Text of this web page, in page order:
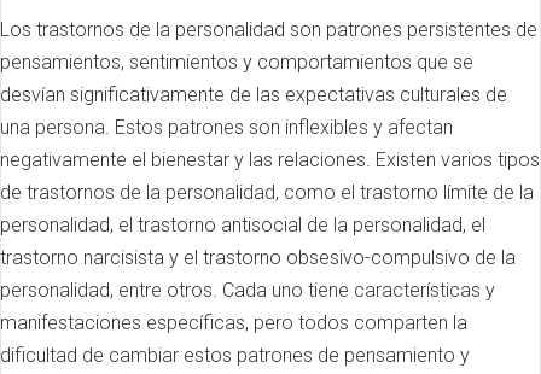
Los trastornos de la personalidad son patrones persistentes de
pensamientos, sentimientos y comportamientos que se
desvían significativamente de las expectativas culturales de
una persona. Estos patrones son inflexibles y afectan
negativamente el bienestar y las relaciones. Existen varios tipos
de trastornos de la personalidad, como el trastorno límite de la
personalidad, el trastorno antisocial de la personalidad, el
trastorno narcisista y el trastorno obsesivo-compulsivo de la
personalidad, entre otros. Cada uno tiene características y
manifestaciones específicas, pero todos comparten la
dificultad de cambiar estos patrones de pensamiento y